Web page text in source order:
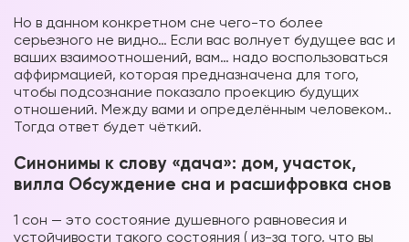
Но в данном конкретном сне чего-то более
серьезного не видно… Если вас волнует будущее вас и
ваших взаимоотношений, вам… надо воспользоваться
аффирмацией, которая предназначена для того,
чтобы подсознание показало проекцию будущих
отношений. Между вами и определённым человеком..
Тогда ответ будет чёткий.
Синонимы к слову «дача»: дом, участок,
вилла Обсуждение сна и расшифровка снов
1 сон — это состояние душевного равновесия и
устойчивости такого состояния ( из-за того, что вы